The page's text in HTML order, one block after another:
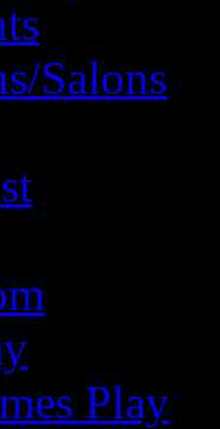
Salons
Play